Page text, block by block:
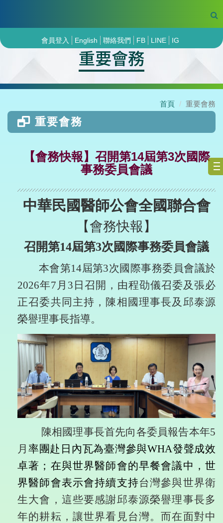
會員登入 English 聯絡我們 FB LINE IG
重要會務
首頁 重要會務
重要會務
【會務快報】召開第14屆第3次國際
事務委員會議
中華民國醫師公會全國聯合會
【會務快報】
召開第14屆第3次國際事務委員會議
本會第14屆第3次國際事務委員會議於
2026年7 月 3 日召開，由程劭儀召委及張必
正召委共同主持，陳相國理事長及邱泰源
榮譽理事長指導。
陳相國理事長首先向各委員報告本年5
月 率團赴日內瓦為臺灣參與WHA發聲成效
卓著；在與世界醫師會的早餐會議中，世
界醫師會表示會持續支持台灣參與世界衛
生大會，這些要感謝邱泰源榮譽理事長多
年的耕耘，讓世界看見台灣。而在面對中